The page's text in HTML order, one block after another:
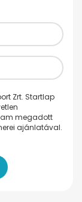
Zrt. Startlap
megadott
ajánlatával.